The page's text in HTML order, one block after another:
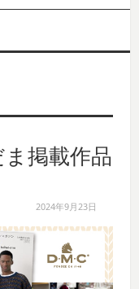
ま掲載作品
2024年9月23日